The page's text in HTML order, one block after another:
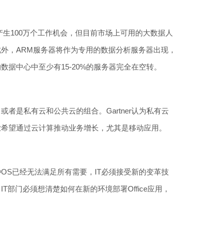
100万个工作机会，但目前市场上可用的大数据人
，ARM服务器将作为专用的数据分析服务器出现，
据中心中至少有15-20%的服务器完全在空转。
者是私有云和公共云的组合。Gartner认为私有云
望通过云计算推动业务增长，尤其是移动应用。
已经无法满足所有需要，IT必须接受新的变革技
部门必须想清楚如何在新的环境部署Office应用，